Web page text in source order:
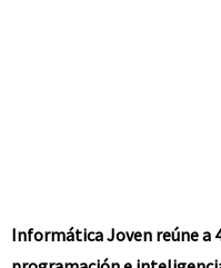
Informática Joven reúne a